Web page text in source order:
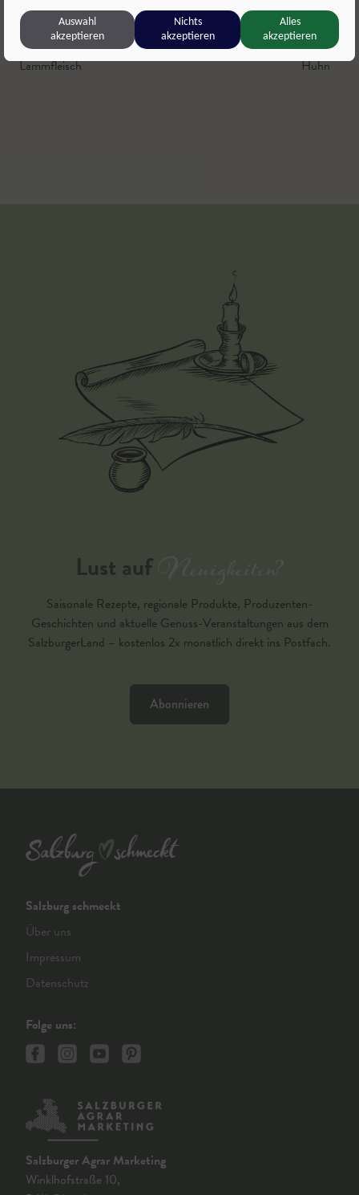
MundOrt Metzgerei,Annaberg
Lammfleisch
Huhn
Lust aufNeuigkeiten?
Saisonale Rezepte, regionale Produkte, Produzenten-
Geschichten und aktuelle Genuss-Veranstaltungen aus dem
SalzburgerLand – kostenlos 2x monatlich direkt ins Postfach.
Abonnieren
Salzburg schmeckt
Über uns
Impressum
Datenschutz
Folge uns:
Salzburger Agrar Marketing
Winklhofstraße 10,
Auswahl
akzeptieren
Nichts
akzeptieren
Alles
akzeptieren